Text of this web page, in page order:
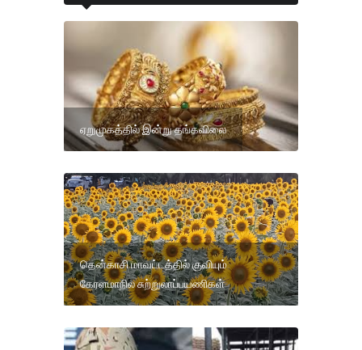
ஏறுமுகத்தில் இன்று தங்கவிலை
தென்காசி மாவட்டத்தில் குவியும்
கேரளமாநில சுற்றுலாப்பயணிகள்